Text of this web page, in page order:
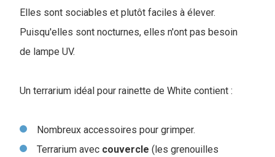
Elles sont sociables et plutôt faciles à élever.
Puisqu'elles sont nocturnes, elles n'ont pas besoin
de lampe UV.
Un terrarium idéal pour rainette de White contient :
Nombreux accessoires pour grimper.
Terrarium avec couvercle (les grenouilles